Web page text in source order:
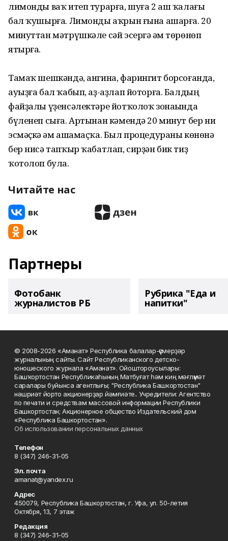
лимонды ваҡ итеп турарға, шуға 2 аш ҡалағы
бал ҡушырға. Лимонды аҡрын ғына ашарға. 20
минуттан мәтрүшкәле сәй эсергә һәм төрөнөп
ятырға.
Тамаҡ шешкәндә, ангина, фарингит борсоғанда,
ауыҙға бал ҡабып, аҙ-аҙлап йоторға. Балдың
файҙалы үҙенсәлектәре йотҡолоҡ зонаһында
бүленеп сыға. Артынан кәмендә 20 минут бер ни
эсмәҫкә һәм ашамаҫҡа. Был процедураны көнөнә
бер нисә тапҡыр ҡабатлап, сирҙән бик тиҙ
ҡотолоп була.
Читайте нас
Партнеры
Фотобанк
журналистов РБ
Рубрика "Еда и
напитки"
© 2008-2026 «Аманат» Республика балалар-үҫмерҙәр
журналының сайты. Сайт Республиканского детско-
юношеского журнала «Аманат». Ойоштороусылары:
Башҡортостан Республикаһының Матбуғат һәм киң мәғлүмәт
саралары буйынса агентлығы; "Республика Башкортостан"
нәшриәт йорто акционерҙар йәмғиәте.. Учредители: Агентство
по печати и средствам массовой информации Республики
Башкортостан; Акционерное общество Издательский дом
«Республика Башкортостан».
Об использовании персональных данных
Телефон
8 (347) 246-31-05
Эл. почта
amanat@yandex.ru
Адрес
450079, Республика Башкортостан, г. Уфа, ул. 50-летия
Октября, 13, 7 этаж
Редакция
8 (347) 246-31-05